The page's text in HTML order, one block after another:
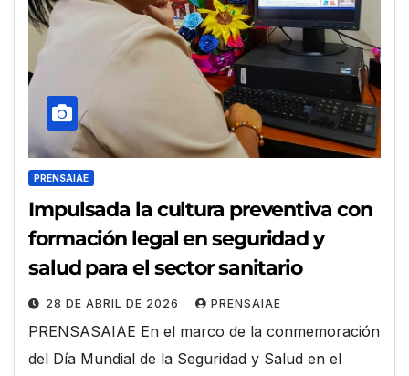
PRENSAIAE
Impulsada la cultura preventiva con
formación legal en seguridad y
salud para el sector sanitario
28 DE ABRIL DE 2026 PRENSAIAE
PRENSASAIAE En el marco de la conmemoración
del Día Mundial de la Seguridad y Salud en el